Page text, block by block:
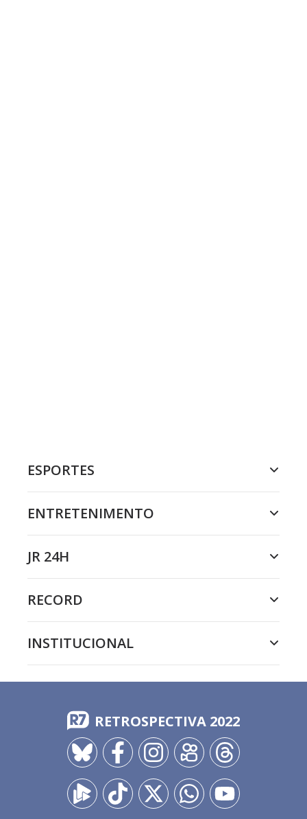
ESPORTES
ENTRETENIMENTO
JR 24H
RECORD
INSTITUCIONAL
RETROSPECTIVA 2022